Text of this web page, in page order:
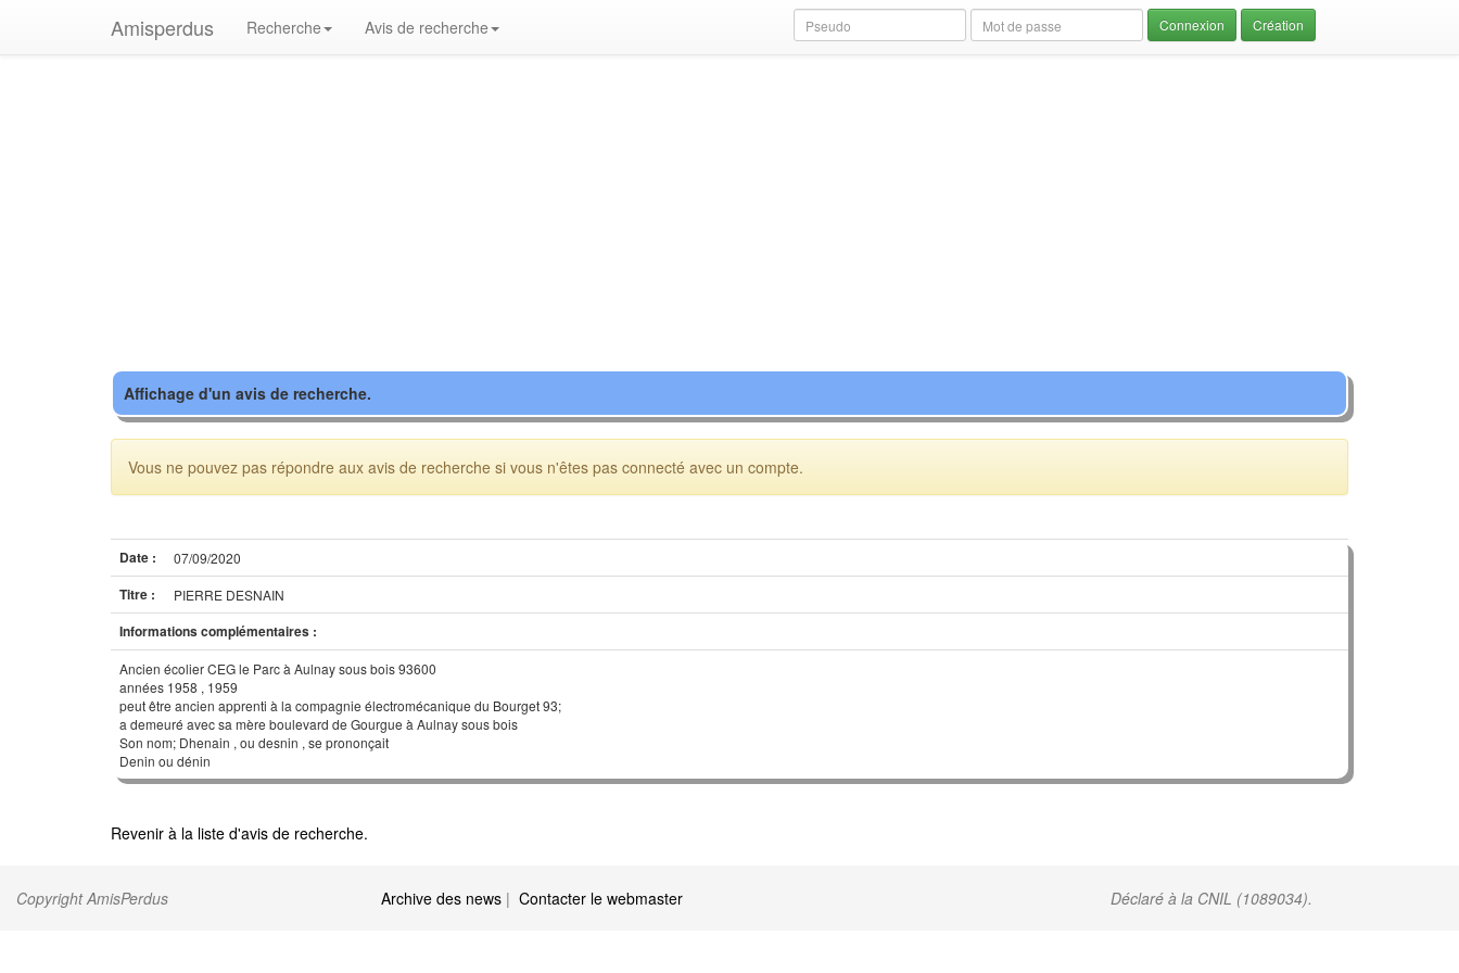
Amisperdus Recherche Avis de recherche Création
Affichage d'un avis de recherche.
Vous ne pouvez pas répondre aux avis de recherche si vous n'êtes pas connecté avec un compte.
Date : 07/09/2020
Titre : PIERRE DESNAIN
Informations complémentaires :
Ancien écolier CEG le Parc à Aulnay sous bois 93600
années 1958 , 1959
peut être ancien apprenti à la compagnie électromécanique du Bourget 93;
a demeuré avec sa mère boulevard de Gourgue à Aulnay sous bois
Son nom; Dhenain , ou desnin , se prononçait
Denin ou dénin
Revenir à la liste d'avis de recherche.
Copyright AmisPerdus Archive des news | Contacter le webmaster Déclaré à la CNIL (1089034).